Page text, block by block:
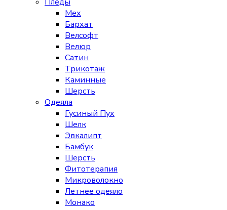
Мех
Бархат
Велсофт
Велюр
Сатин
Трикотаж
Каминные
Шерсть
Одеяла
Гусиный Пух
Шелк
Эвкалипт
Бамбук
Шерсть
Фитотерапия
Микроволокно
Летнее одеяло
Монако